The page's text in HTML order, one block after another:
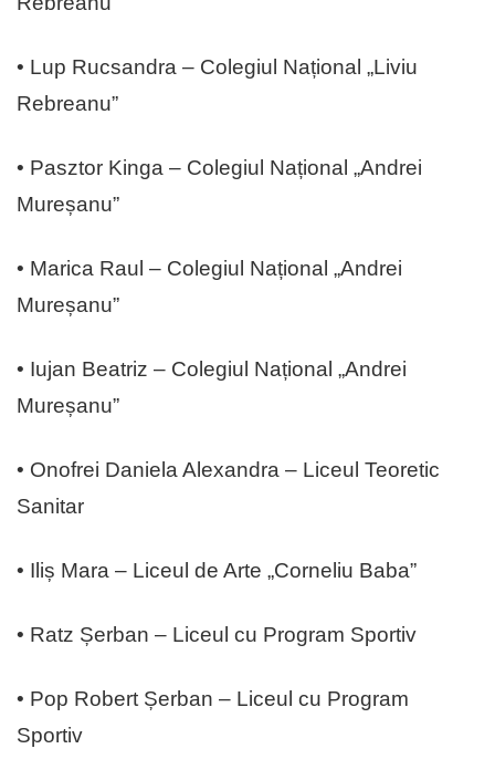
• Lup Rucsandra – Colegiul Național „Liviu
Rebreanu”
• Pasztor Kinga – Colegiul Național „Andrei
Mureșanu”
• Marica Raul – Colegiul Național „Andrei
Mureșanu”
• Iujan Beatriz – Colegiul Național „Andrei
Mureșanu”
• Onofrei Daniela Alexandra – Liceul Teoretic
Sanitar
• Iliș Mara – Liceul de Arte „Corneliu Baba”
• Ratz Șerban – Liceul cu Program Sportiv
• Pop Robert Șerban – Liceul cu Program
Sportiv